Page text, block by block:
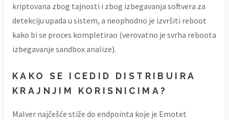
kriptovana zbog tajnosti i zbog izbegavanja softvera za
detekciju upada u sistem, a neophodno je izvršiti reboot
kako bi se proces kompletirao (verovatno je svrha reboota
izbegavanje sandbox analize).
KAKO SE ICEDID DISTRIBUIRA
KRAJNJIM KORISNICIMA?
Malver najčešće stiže do endpointa koje je Emotet